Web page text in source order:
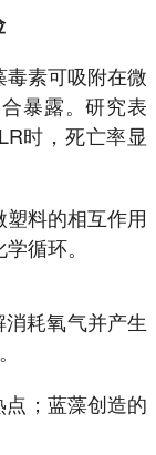
素可吸附在微
暴露。研究表
时，死亡率显
塑料的相互作用
循环。
耗氧气并产生
；蓝藻创造的